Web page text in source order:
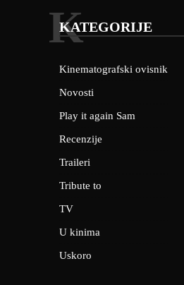
KATEGORIJE
K
Kinematografski ovisnik
Novosti
Play it again Sam
Recenzije
Traileri
Tribute to
TV
U kinima
Uskoro